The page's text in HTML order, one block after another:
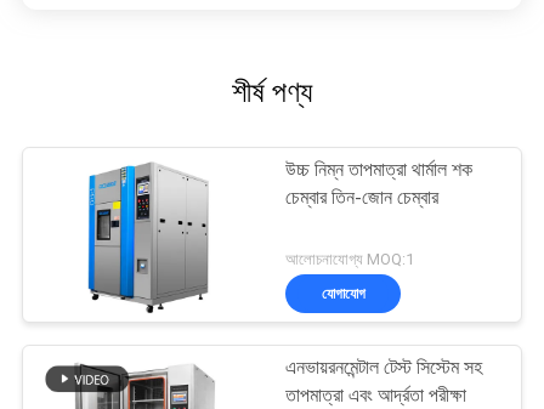
শীর্ষ পণ্য
উচ্চ নিম্ন তাপমাত্রা থার্মাল শক
চেম্বার তিন-জোন চেম্বার
আলোচনাযোগ্য MOQ:1
যোগাযোগ
এনভায়রনমেন্টাল টেস্ট সিস্টেম সহ
তাপমাত্রা এবং আর্দ্রতা পরীক্ষা